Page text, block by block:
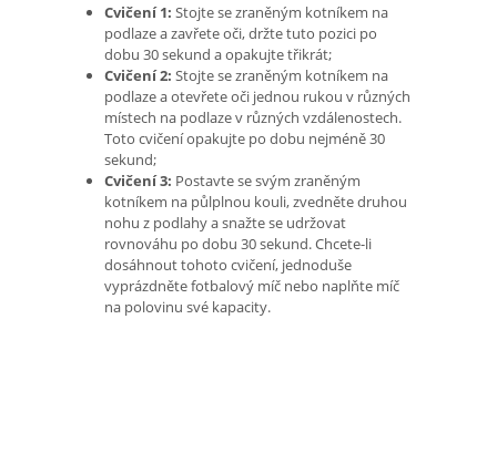
Cvičení 1: Stojte se zraněným kotníkem na
podlaze a zavřete oči, držte tuto pozici po
dobu 30 sekund a opakujte třikrát;
Cvičení 2: Stojte se zraněným kotníkem na
podlaze a otevřete oči jednou rukou v různých
místech na podlaze v různých vzdálenostech.
Toto cvičení opakujte po dobu nejméně 30
sekund;
Cvičení 3: Postavte se svým zraněným
kotníkem na půlplnou kouli, zvedněte druhou
nohu z podlahy a snažte se udržovat
rovnováhu po dobu 30 sekund. Chcete-li
dosáhnout tohoto cvičení, jednoduše
vyprázdněte fotbalový míč nebo naplňte míč
na polovinu své kapacity.